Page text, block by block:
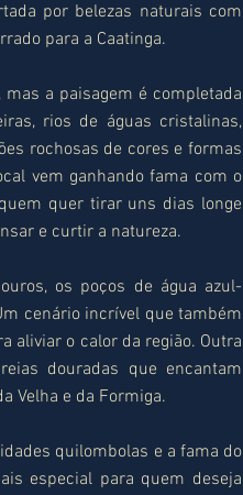
por belezas naturais com
para a Caatinga.
a paisagem é completada
rios de águas cristalinas,
rochosas de cores e formas
vem ganhando fama com o
quer tirar uns dias longe
e curtir a natureza.
os poços de água azul-
cenário incrível que também
aliviar o calor da região. Outra
douradas que encantam
Velha e da Formiga.
quilombolas e a fama do
especial para quem deseja